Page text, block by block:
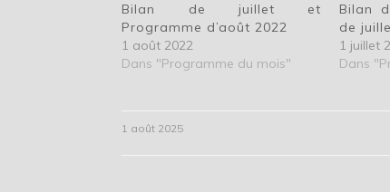
Bilan de juillet et
Programme d’août 2022
1 août 2022
Dans "Programme du mois"
Bilan
de
1 juillet
Dans
1 août 2025